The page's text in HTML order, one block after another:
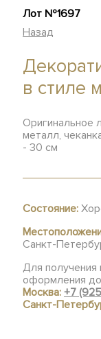
Лот №1697
Назад
в стиле
Оригинальное
металл,
- 30 см
Состояние:
Санкт-
Для
оформления
Москва:+7
Санкт-